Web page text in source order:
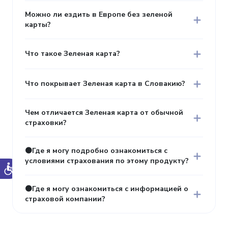
Можно ли ездить в Европе без зеленой
карты?
Что такое Зеленая карта?
Что покрывает Зеленая карта в Словакию?
Чем отличается Зеленая карта от обычной
страховки?
🟠Где я могу подробно ознакомиться с
условиями страхования по этому продукту?
🟠Где я могу ознакомиться с информацией о
страховой компании?